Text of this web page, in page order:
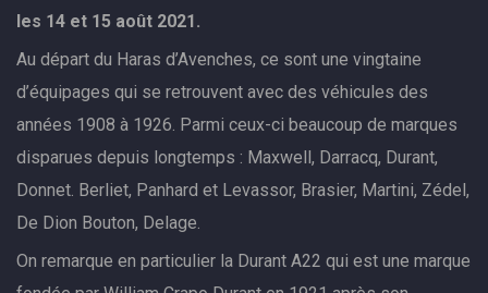
les 14 et 15 août 2021.
Au départ du Haras d’Avenches, ce sont une vingtaine
d’équipages qui se retrouvent avec des véhicules des
années 1908 à 1926. Parmi ceux-ci beaucoup de marques
disparues depuis longtemps : Maxwell, Darracq, Durant,
Donnet. Berliet, Panhard et Levassor, Brasier, Martini, Zédel,
De Dion Bouton, Delage.
On remarque en particulier la Durant A22 qui est une marque